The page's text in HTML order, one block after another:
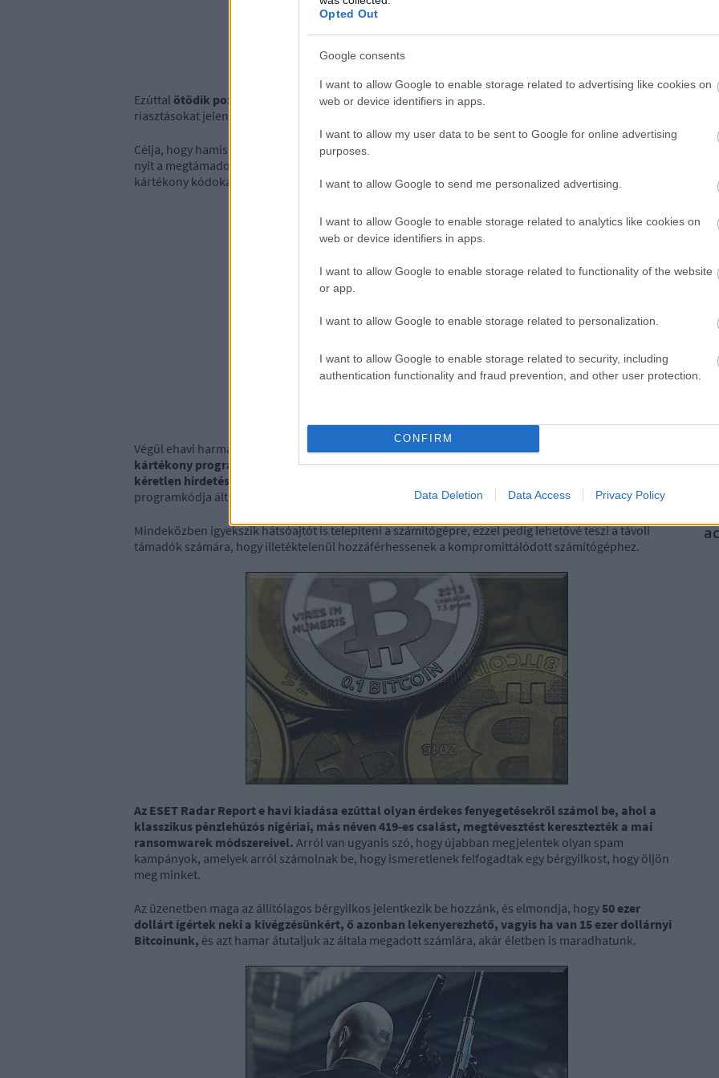
Opted Out
Google consents
I want to allow Google to enable storage related to advertising like cookies on
web or device identifiers in apps.
I want to allow my user data to be sent to Google for online advertising
purposes.
I want to allow Google to send me personalized advertising.
I want to allow Google to enable storage related to analytics like cookies on
web or device identifiers in apps.
I want to allow Google to enable storage related to functionality of the website
or app.
I want to allow Google to enable storage related to personalization.
I want to allow Google to enable storage related to security, including
authentication functionality and fraud prevention, and other user protection.
CONFIRM
Data Deletion Data Access Privacy Policy
Ezúttal ötödik pozícióban találjuk a JS/Redirector trójait.Ez az ál-antivírusokhoz hasonlóan hamis
riasztásokat jelenít meg a megfertőzött számítógép böngészőjében.
Célja, hogy hamisított (például hamis banki) oldalakra csaljon bennünket, közben pedig hátsó ajtót
nyit a megtámadott gépen, különféle weboldalhoz kísérel meg csatlakozni, és azokról további
kártékony kódokat tölt le.
Végül ehavi harmadik újoncunk a hatodik helyezett JS/Adware.Revizer adware, amely egy olyan
kártékony program, amelyet a megfertőzött számítógépen a felhasználó jóváhagyása nélkül
kéretlen hirdetések megjelenítésére terveztek.
programkódja általában észrevétlenül beágyazódik a különböző weboldalak HTML kódjába.
Mindeközben igyekszik hátsóajtót is telepíteni a számítógépre, ezzel pedig lehetővé teszi a távoli
támadók számára, hogy illetéktelenül hozzáférhessenek a kompromittálódott számítógéphez.
Az ESET Radar Report e havi kiadása ezúttal olyan érdekes fenyegetésekről számol be, ahol a
klasszikus pénzlehúzós nigériai, más néven 419-es csalást, megtévesztést keresztezték a mai
ransomwarek módszereivel. Arról van ugyanis szó, hogy újabban megjelentek olyan spam
kampányok, amelyek arról számolnak be, hogy ismeretlenek felfogadtak egy bérgyilkost, hogy öljön
meg minket.
Az üzenetben maga az állítólagos bérgyilkos jelentkezik be hozzánk, és elmondja, hogy 50 ezer
dollárt ígértek neki a kivégzésünkért, ő azonban lekenyerezhető, vagyis ha van 15 ezer dollárnyi
Bitcoinunk, és azt hamar átutaljuk az általa megadott számlára, akár életben is maradhatunk.